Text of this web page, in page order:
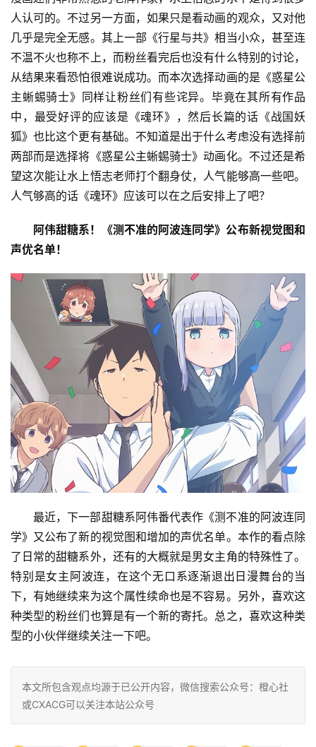
人认可的。不过另一方面，如果只是看动画的观众，又对他
几乎是完全无感。其上一部《行星与共》相当小众，甚至连
不温不火也称不上，而粉丝看完后也没有什么特别的讨论，
从结果来看恐怕很难说成功。而本次选择动画的是《惑星公
主蜥蜴骑士》同样让粉丝们有些诧异。毕竟在其所有作品
中，最受好评的应该是《魂环》，然后长篇的话《战国妖
狐》也比这个更有基础。不知道是出于什么考虑没有选择前
两部而是选择将《惑星公主蜥蜴骑士》动画化。不过还是希
望这次能让水上悟志老师打个翻身仗，人气能够高一些吧。
人气够高的话《魂环》应该可以在之后安排上了吧？
阿伟甜糖系！《测不准的阿波连同学》公布新视觉图和
声优名单！
最近，下一部甜糖系阿伟番代表作《测不准的阿波连同
学》又公布了新的视觉图和增加的声优名单。本作的看点除
了日常的甜糖系外，还有的大概就是男女主角的特殊性了。
特别是女主阿波连，在这个无口系逐渐退出日漫舞台的当
下，有她继续来为这个属性续命也是不容易。另外，喜欢这
种类型的粉丝们也算是有一个新的寄托。总之，喜欢这种类
型的小伙伴继续关注一下吧。
本文所包含观点均源于已公开内容，微信搜索公众号：橙心社
或CXACG可以关注本站公众号